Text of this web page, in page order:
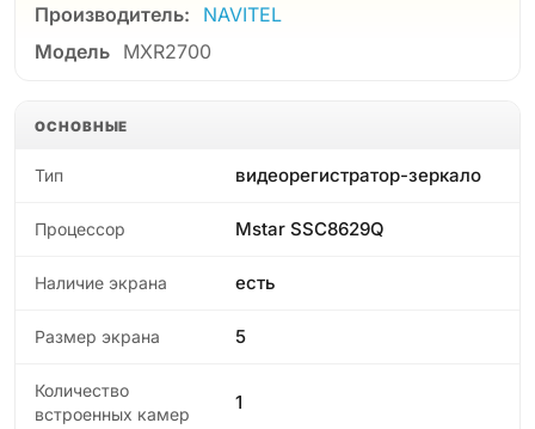
Производитель:
NAVITEL
Модель MXR2700
ОСНОВНЫЕ
Тип видеорегистратор-зеркало
Процессор Mstar SSC8629Q
Наличие экрана есть
Размер экрана 5
Количество
встроенных камер
1